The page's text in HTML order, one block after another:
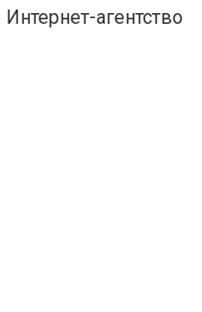
агентство